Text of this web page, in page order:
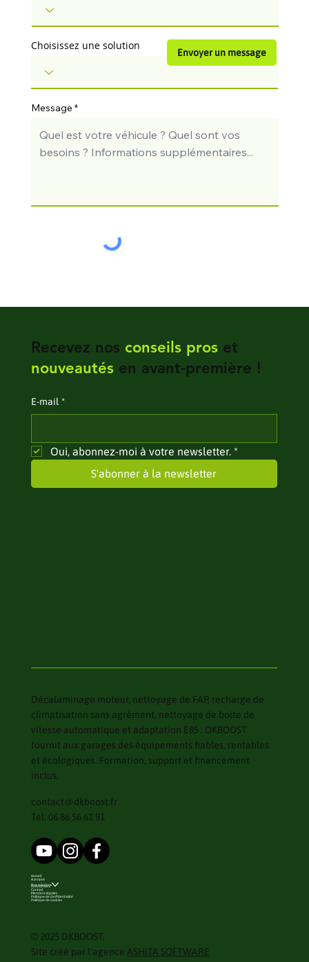
Message
Choisissez une solution
Envoyer un message
Recevez nos conseils proset
nouveautésen avant-première !
E‑mail *
Oui, abonnez-moi à votre newsletter. *
S'abonner à la newsletter
Décalaminage moteur, nettoyage de FAP, recharge de
climatisation sans agrément, nettoyage de boite de
vitesse automatique et adaptation E85 : DKBOOST
fournit aux garages des équipements fiables, rentables
et écologiques. Formation, support et financement
inclus.
contact@dkboost.fr
Tel: 06 86 56 61 91
Accueil
A propos
Nos solutions
Financement
Contact
Mentions légales
Politique de confidentialité
Politique de cookies
© 2025 DKBOOST.
Site créé par l'agence ASHITA SOFTWARE